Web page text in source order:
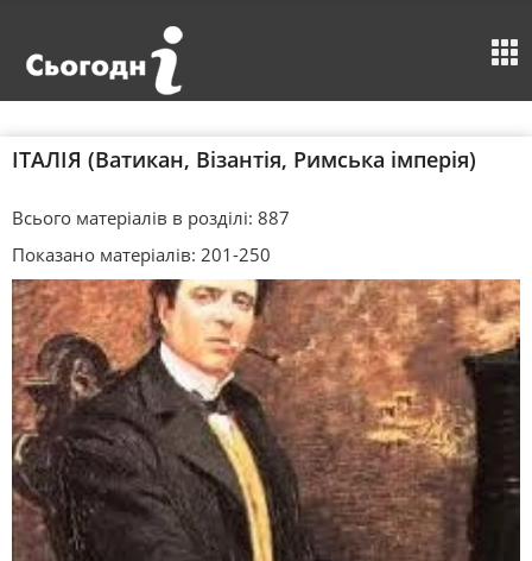
ІТАЛІЯ (Ватикан, Візантія, Римська імперія)
Всього матеріалів в розділі: 887
Показано матеріалів: 201-250